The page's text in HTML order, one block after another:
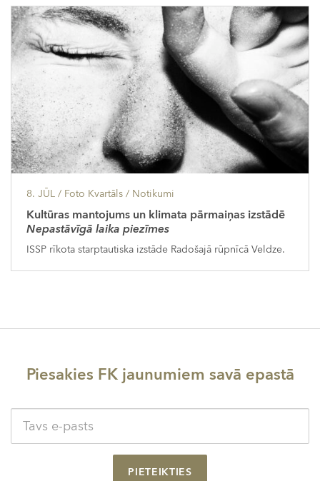
8. JŪL / Foto Kvartāls / Notikumi
Kultūras mantojums un klimata pārmaiņas izstādē
Nepastāvīgā laika piezīmes
ISSP rīkota starptautiska izstāde Radošajā rūpnīcā Veldze.
Piesakies FK jaunumiem savā epastā
PIETEIKTIES